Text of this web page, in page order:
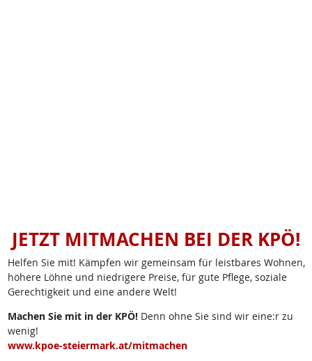
JETZT MITMACHEN BEI DER KPÖ!
Helfen Sie mit! Kämpfen wir gemeinsam für leistbares Wohnen,
höhere Löhne und niedrigere Preise, für gute Pflege, soziale
Gerechtigkeit und eine andere Welt!
Machen Sie mit in der KPÖ!Denn ohne Sie sind wir eine:r zu
wenig!
www.kpoe-steiermark.at/mitmachen